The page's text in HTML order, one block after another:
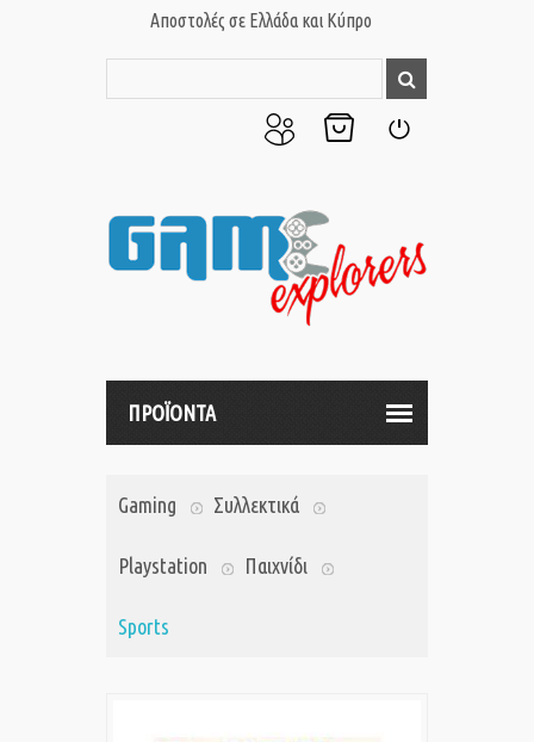
Αποστολές σε Ελλάδα και Κύπρο
μου
ΠΡΟΪΟΝΤΑ
Gaming Συλλεκτικά
Playstation Παιχνίδι
Sports